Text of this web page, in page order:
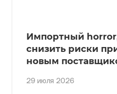
29 июля 2026
Импортный
снизить риски
новым